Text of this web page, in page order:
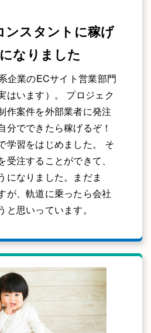
ンスタントに稼げ
なりました
企業のECサイト営業部門
はいます）。 プロジェク
作案件を外部業者に発注
分でできたら稼げるぞ！
学習をはじめました。 そ
注することができて、
になりました。まだま
が、軌道に乗ったら会社
思いっています。